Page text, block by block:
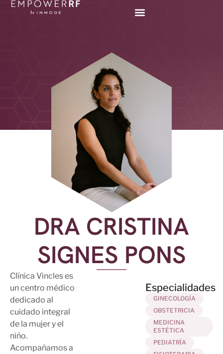
DRA CRISTINA
SIGNES PONS
Clínica Vincles es
un centro médico
dedicado al
cuidado integral
de la mujer y el
niño.
Acompañamos a
Especialidades
GINECOLOGÍA
OBSTETRICIA
MEDICINA
ESTÉTICA
PEDIATRÍA